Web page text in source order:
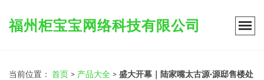
福州柜宝宝网络科技有限公司
当前位置： 首页 > 产品大全 > 盛大开幕｜陆家嘴太古源·源邸售楼处